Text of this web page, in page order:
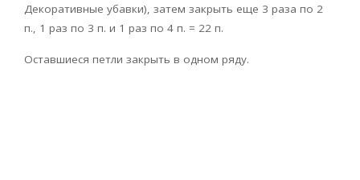
Декоративные убавки), затем закрыть еще 3 раза по 2
п., 1 раз по 3 п. и 1 раз по 4 п. = 22 п.
Оставшиеся петли закрыть в одном ряду.